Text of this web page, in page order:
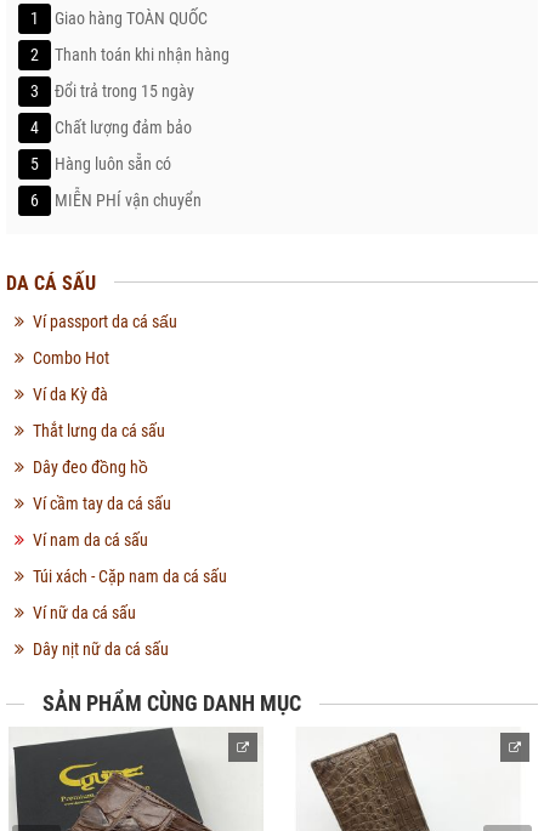
1
Giao hàng TOÀN QUỐC
2
Thanh toán khi nhận hàng
3
Đổi trả trong 15 ngày
4
Chất lượng đảm bảo
5
Hàng luôn sẵn có
6
MIỄN PHÍ vận chuyển
DA CÁ SẤU
Ví passport da cá sấu
Combo Hot
Ví da Kỳ đà
Thắt lưng da cá sấu
Dây đeo đồng hồ
Ví cầm tay da cá sấu
Ví nam da cá sấu
Túi xách - Cặp nam da cá sấu
Ví nữ da cá sấu
Dây nịt nữ da cá sấu
SẢN PHẨM CÙNG DANH MỤC